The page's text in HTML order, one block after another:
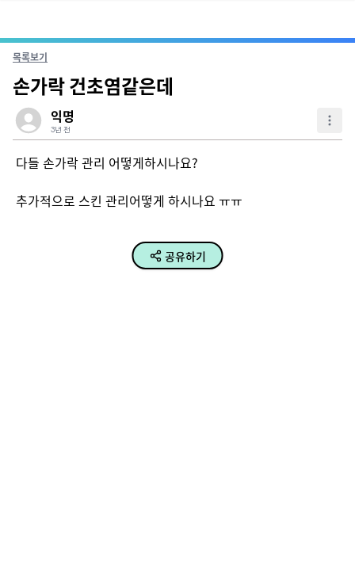
목록보기
손가락 건초염같은데
익명
3년 전
다들 손가락 관리 어떻게하시나요?
추가적으로 스킨 관리어떻게 하시나요 ㅠㅠ
공유하기